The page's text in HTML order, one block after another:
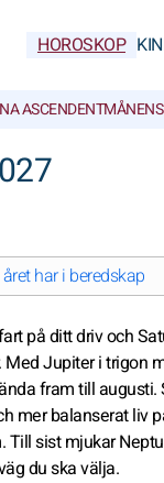
HOROSKOP
ASCENDENT
har i beredskap
på ditt driv och
Jupiter i trigon
fram till
mer balanserat liv
sist mjukar
du ska välja.